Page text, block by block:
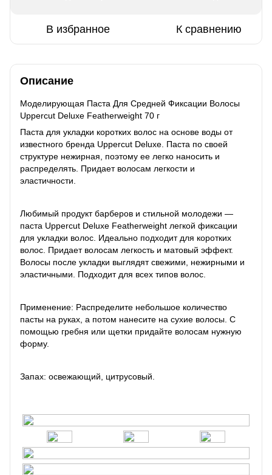
В избранное К сравнению
Описание
Моделирующая Паста Для Средней Фиксации Волосы
Uppercut Deluxe Featherweight 70 г
Паста для укладки коротких волос на основе воды от
известного бренда Uppercut Deluxe. Паста по своей
структуре нежирная, поэтому ее легко наносить и
распределять. Придает волосам легкости и
эластичности.
Любимый продукт барберов и стильной молодежи —
паста Uppercut Deluxe Featherweight легкой фиксации
для укладки волос. Идеально подходит для коротких
волос. Придает волосам легкость и матовый эффект.
Волосы после укладки выглядят свежими, нежирными и
эластичными. Подходит для всех типов волос.
Применение: Распределите небольшое количество
пасты на руках, а потом нанесите на сухие волосы. С
помощью гребня или щетки придайте волосам нужную
форму.
Запах: освежающий, цитрусовый.